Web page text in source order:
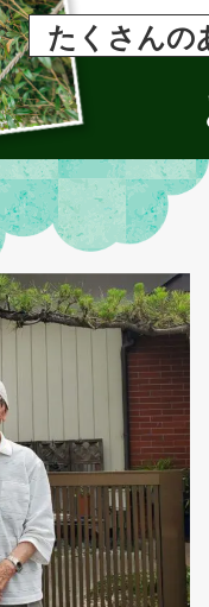
たくさんの